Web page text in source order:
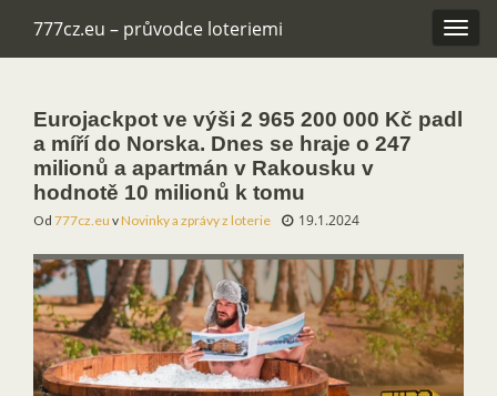
777cz.eu – průvodce loteriemi
Eurojackpot ve výši 2 965 200 000 Kč padl
a míří do Norska. Dnes se hraje o 247
milionů a apartmán v Rakousku v
hodnotě 10 milionů k tomu
Od 777cz.eu vNovinky a zprávy z loterie 19.1.2024